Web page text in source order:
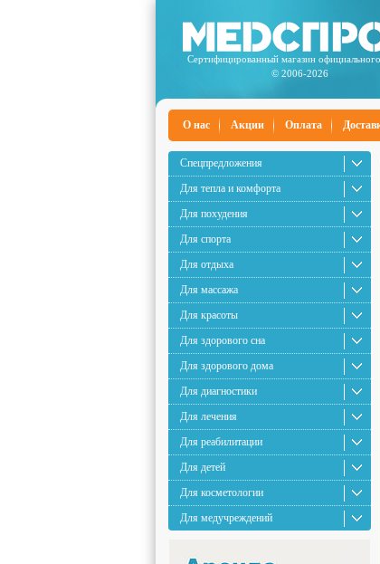
Сертифицированный магазин
© 2006-2026
О нас Акции Оплата
Спецпредложения
Для тепла и комфорта
Для похудения
Для спорта
Для отдыха
Для массажа
Для красоты
Для здорового сна
Для здорового дома
Для диагностики
Для лечения
Для реабилитации
Для детей
Для косметологии
Для медучреждений